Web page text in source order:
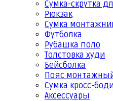
Сумка-скрутка
Рюкзак
Сумка
Футболка
Рубашка поло
Толстовка худи
Бейсболка
Пояс
Сумка кросс-боди
Аксессуары